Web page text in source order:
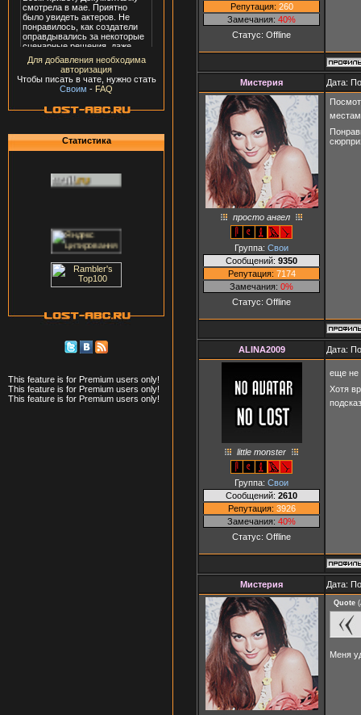
Для добавления необходима
авторизация
Чтобы писать в чате, нужно стать
Своим - FAQ
Статистика
This feature is for Premium users only!
This feature is for Premium users only!
This feature is for Premium users only!
Репутация: 260
Замечания: 40%
Статус: Offline
Мистерия Дата:
просто ангел
Группа: Свои
Сообщений: 9350
Репутация: 7174
Замечания: 0%
Статус: Offline
ALINA2009 Дата:
little monster
Группа: Свои
Сообщений: 2610
Репутация: 3926
Замечания: 40%
Статус: Offline
еще не
Хотя
Мистерия Дата:
Quote (
Меня